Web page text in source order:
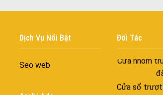
Dịch Vụ Nổi Bật
Seo web
Đối Tác
vào
Cửa nhôm
Cửa sổ
tạo